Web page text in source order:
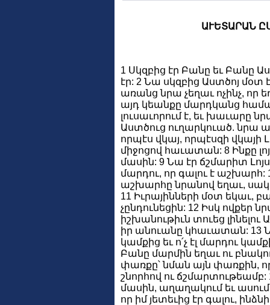
ԱՒԵՏԱՐԱՆ
1 Սկզբից էր Բանը եւ Բանը
էր: 2 Նա սկզբից Աստծոյ մօտ
առանց նրա չեղաւ ոչինչ, որ
այդ կեանքը մարդկանց համար
լուսաւորում է, եւ խաւարը
Աստծուց ուղարկուած. նրա
որպէս վկայ, որպէսզի վկայի
միջոցով հաւատան: 8 Ինքը
մասին: 9 Նա էր ճշմարիտ
մարդու, որ գալու է աշխարհ:
աշխարհը նրանով եղաւ,
11 Իւրայինների մօտ եկաւ,
չընդունեցին: 12 Իսկ ովքեր
իշխանութիւն տուեց լինելու
իր անուանը կհաւատան: 13
կամքից եւ ո՛չ էլ մարդու
Բանը մարմին եղաւ ու
փառքը՝ նման այն փառքին,
շնորհով ու ճշմարտութեամբ:
մասին, աղաղակում եւ
որ իմ յետեւից էր գալու,